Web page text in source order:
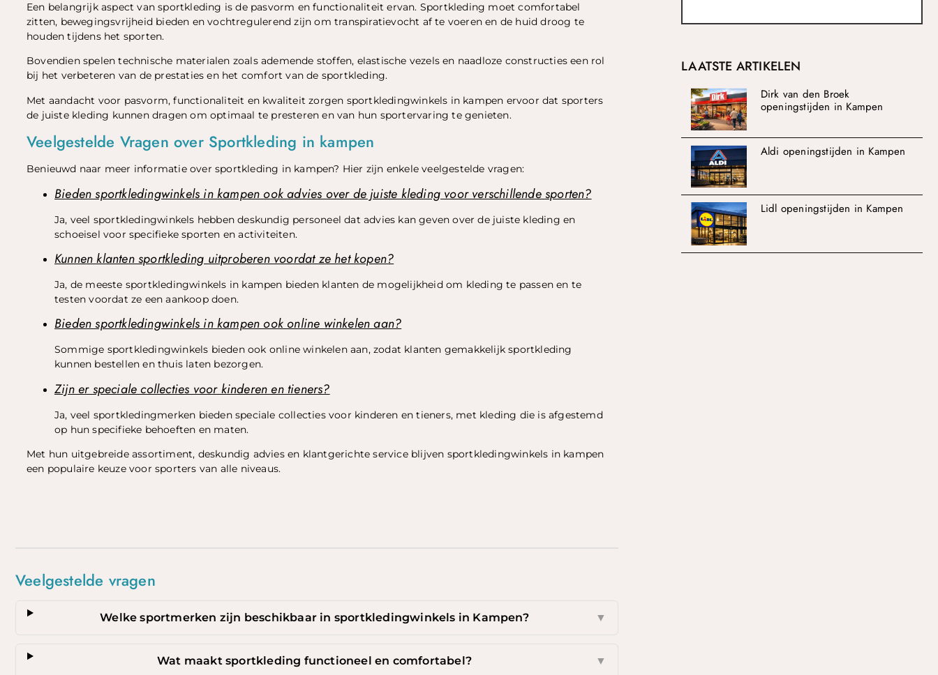
Top
Een belangrijk aspect van sportkleding is de pasvorm en functionaliteit ervan. Sportkleding moet comfortabel
zitten, bewegingsvrijheid bieden en vochtregulerend zijn om transpiratievocht af te voeren en de huid droog te
houden tijdens het sporten.
Bovendien spelen technische materialen zoals ademende stoffen, elastische vezels en naadloze constructies een rol
bij het verbeteren van de prestaties en het comfort van de sportkleding.
Met aandacht voor pasvorm, functionaliteit en kwaliteit zorgen sportkledingwinkels in kampen ervoor dat sporters
de juiste kleding kunnen dragen om optimaal te presteren en van hun sportervaring te genieten.
Veelgestelde Vragen over Sportkleding in kampen
Benieuwd naar meer informatie over sportkleding in kampen? Hier zijn enkele veelgestelde vragen:
Bieden sportkledingwinkels in kampen ook advies over de juiste kleding voor verschillende sporten?
Ja, veel sportkledingwinkels hebben deskundig personeel dat advies kan geven over de juiste kleding en
schoeisel voor specifieke sporten en activiteiten.
Kunnen klanten sportkleding uitproberen voordat ze het kopen?
Ja, de meeste sportkledingwinkels in kampen bieden klanten de mogelijkheid om kleding te passen en te
testen voordat ze een aankoop doen.
Bieden sportkledingwinkels in kampen ook online winkelen aan?
Sommige sportkledingwinkels bieden ook online winkelen aan, zodat klanten gemakkelijk sportkleding
kunnen bestellen en thuis laten bezorgen.
Zijn er speciale collecties voor kinderen en tieners?
Ja, veel sportkledingmerken bieden speciale collecties voor kinderen en tieners, met kleding die is afgestemd
op hun specifieke behoeften en maten.
Met hun uitgebreide assortiment, deskundig advies en klantgerichte service blijven sportkledingwinkels in kampen
een populaire keuze voor sporters van alle niveaus.
Veelgestelde vragen
Welke sportmerken zijn beschikbaar in sportkledingwinkels in Kampen? ▼
Wat maakt sportkleding functioneel en comfortabel? ▼
LAATSTE ARTIKELEN
Dirk van den Broek
openingstijden in Kampen
Aldi openingstijden in Kampen
Lidl openingstijden in Kampen